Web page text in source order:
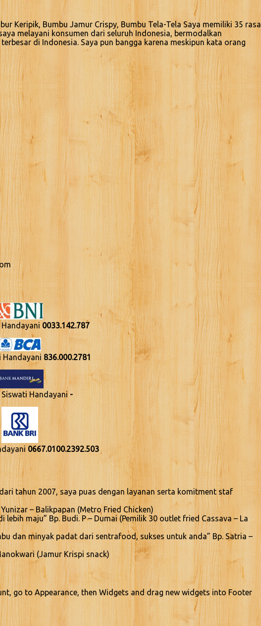
Keripik, Bumbu Jamur Crispy, Bumbu Tela-Tela Saya memiliki 35 rasa
melayani konsumen dari seluruh Indonesia, bermodalkan
di Indonesia. Saya pun bangga karena meskipun kata orang
0033.142.787
Handayani 836.000.2781
Handayani -
0667.0100.2392.503
tahun 2007, saya puas dengan layanan serta komitment staf
– Balikpapan (Metro Fried Chicken)
maju” Bp. Budi. P – Dumai (Pemilik 30 outlet fried Cassava – La
dan minyak padat dari sentrafood, sukses untuk anda” Bp. Satria –
(Jamur Krispi snack)
go to Appearance, then Widgets and drag new widgets into Footer